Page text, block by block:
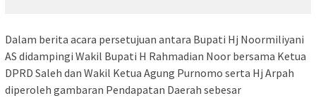
Dalam berita acara persetujuan antara Bupati Hj Noormiliyani
AS didampingi Wakil Bupati H Rahmadian Noor bersama Ketua
DPRD Saleh dan Wakil Ketua Agung Purnomo serta Hj Arpah
diperoleh gambaran Pendapatan Daerah sebesar